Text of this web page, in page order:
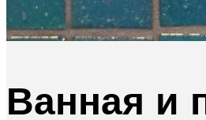
Ванная и